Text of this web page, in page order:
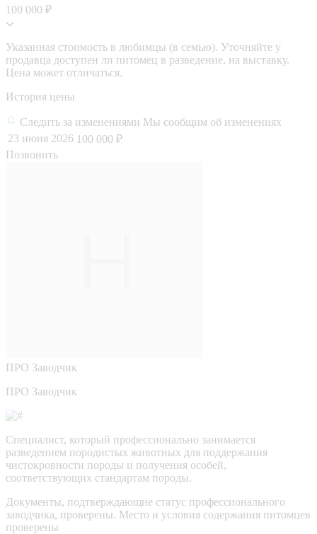
100 000 ₽
Указанная стоимость в любимцы (в семью). Уточняйте у
продавца доступен ли питомец в разведение, на выставку.
Цена может отличаться.
История цены
Следить за изменениями Мы сообщим об изменениях
23 июня 2026 100 000 ₽
Позвонить
ПРО Заводчик
ПРО Заводчик
Специалист, который профессионально занимается
разведением породистых животных для поддержания
чистокровности породы и получения особей,
соответствующих стандартам породы.
Документы, подтверждающие статус профессионального
заводчика, проверены. Место и условия содержания питомцев
проверены